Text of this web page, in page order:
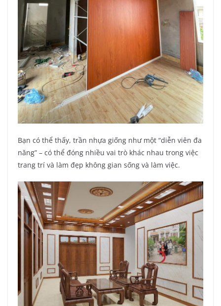
Bạn có thể thấy, trần nhựa giống như một “diễn viên đa
năng” – có thể đóng nhiều vai trò khác nhau trong việc
trang trí và làm đẹp không gian sống và làm việc.